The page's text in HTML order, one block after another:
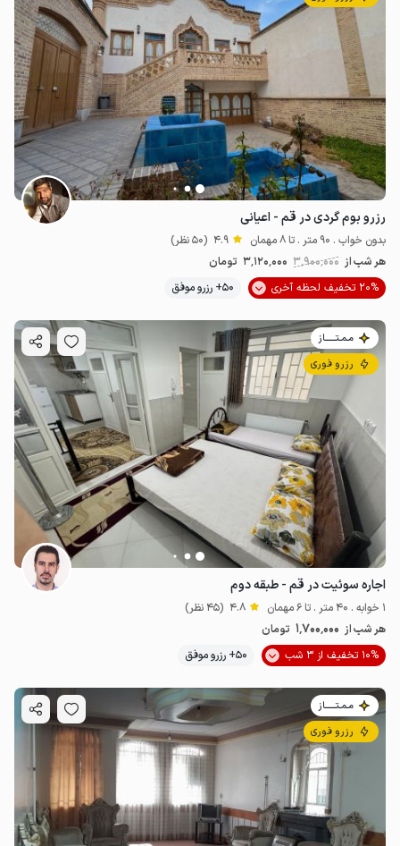
رزرو بوم گردی در قم - اعیانی
بدون خواب . 90 متر . تا 8 مهمان 4.9 (50 نظر)
هر شب از 3٬900٬000 3٬120٬000 تومان
20% تخفیف لحظه آخری
50+ رزرو موفق
مـمـتــــــاز
رزرو فوری
اجاره سوئیت در قم - طبقه دوم
1 خوابه . 40 متر . تا 6 مهمان 4.8 (45 نظر)
هر شب از 1٬700٬000 تومان
10% تخفیف از 3 شب
50+ رزرو موفق
مـمـتــــــاز
رزرو فوری